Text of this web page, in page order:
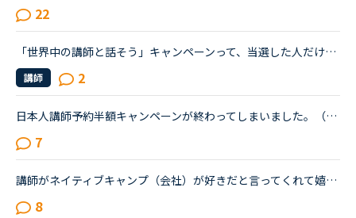
22
「世界中の講師と話そう」キャンペーンって、当選した人だけに直接連絡が行くのですかね？ 今、冬のキャンペーン中ですが、当たらないかなあと楽しみにしていますが、そう言えば&quot;世界中の…”のキャンペーン...
講師 2
日本人講師予約半額キャンペーンが終わってしまいました。（涙）一度受けてみたいけどサドンで取りづらかった先生、よくお世話になっている先生とたくさんレッスンできてとても嬉しかったです。またサドンでのバ...
7
講師がネイティブキャンプ（会社）が好きだと言ってくれて嬉しかったです。ネイティブキャンプに入会してから５ケ月の間お世話になっている大好きな講師が言うにはネイティブキャンプはこれまで働いたESL（第二言...
8